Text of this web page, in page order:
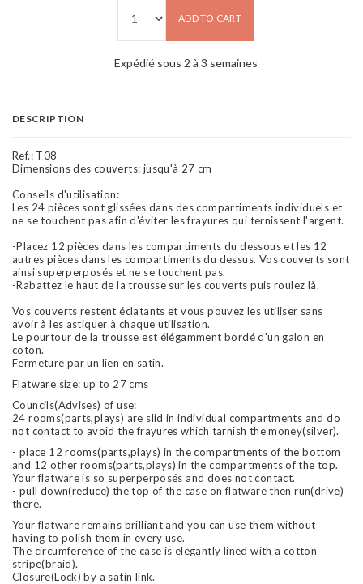
ADD TO CART
Expédié sous 2 à 3 semaines
DESCRIPTION
Ref.: T08
Dimensions des couverts: jusqu'à 27 cm
Conseils d'utilisation:
Les 24 pièces sont glissées dans des compartiments individuels et
ne se touchent pas afin d'éviter les frayures qui ternissent l'argent.
-Placez 12 pièces dans les compartiments du dessous et les 12
autres pièces dans les compartiments du dessus. Vos couverts sont
ainsi superperposés et ne se touchent pas.
-Rabattez le haut de la trousse sur les couverts puis roulez là.
Vos couverts restent éclatants et vous pouvez les utiliser sans
avoir à les astiquer à chaque utilisation.
Le pourtour de la trousse est élégamment bordé d'un galon en
coton.
Fermeture par un lien en satin.
Flatware size: up to 27 cms
Councils(Advises) of use:
24 rooms(parts,plays) are slid in individual compartments and do
not contact to avoid the frayures which tarnish the money(silver).
- place 12 rooms(parts,plays) in the compartments of the bottom
and 12 other rooms(parts,plays) in the compartments of the top.
Your flatware is so superperposés and does not contact.
- pull down(reduce) the top of the case on flatware then run(drive)
there.
Your flatware remains brilliant and you can use them without
having to polish them in every use.
The circumference of the case is elegantly lined with a cotton
stripe(braid).
Closure(Lock) by a satin link.